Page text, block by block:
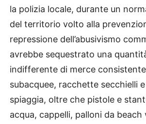
la polizia locale, durante un
del territorio volto alla
repressione dell’abusivismo
avrebbe sequestrato una
indifferente di merce
subacquee, racchette secchielli
spiaggia, oltre che pistole e
acqua, cappelli, palloni da beach